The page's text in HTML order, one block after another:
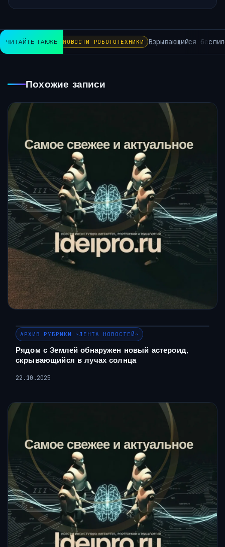
ЧИТАЙТЕ ТАКЖЕНОВОСТИ РОБОТОТЕХНИКИ Взрывающийся
Похожие записи
АРХИВ РУБРИКИ ~ЛЕНТА НОВОСТЕЙ~
Рядом с Землей обнаружен новый астероид,
скрывающийся в лучах солнца
22.10.2025